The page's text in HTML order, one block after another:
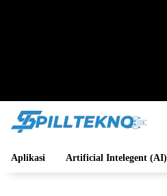
Aplikasi Artificial Intelegent (AI)